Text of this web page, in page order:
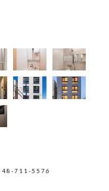
711-5576